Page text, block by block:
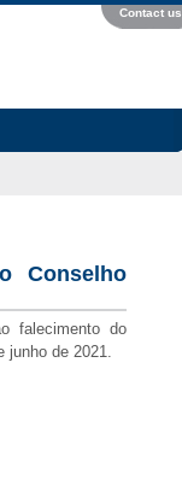
Contact us
Conselho
falecimento do
junho de 2021.